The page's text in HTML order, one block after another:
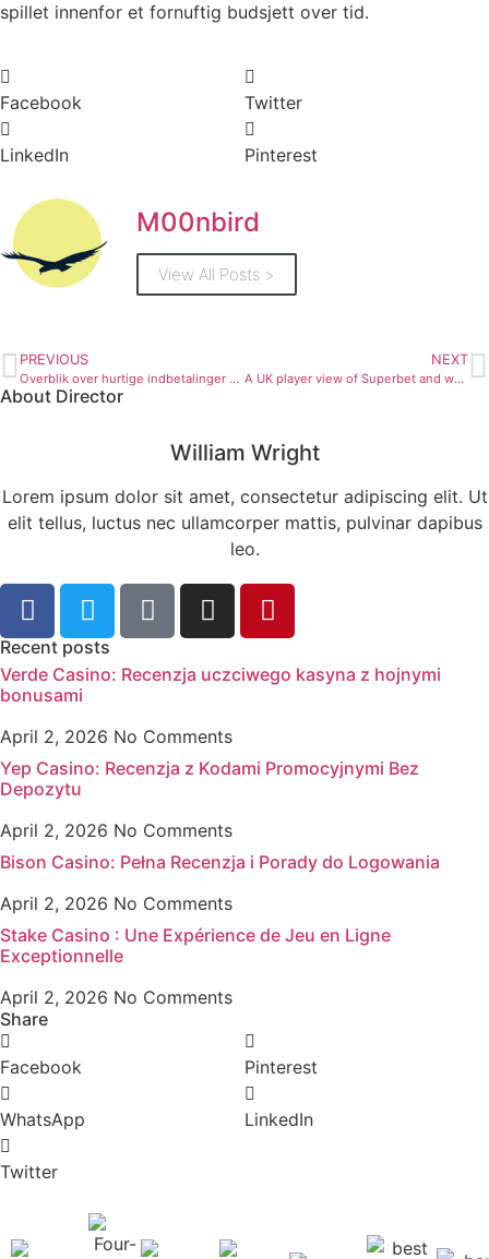
spillet innenfor et fornuftig budsjett over tid.
Facebook Twitter
LinkedIn Pinterest
M00nbird
View All Posts >
PREVIOUS
Overblik over hurtige indbetalinger hos Unibet
NEXT
A UK player view of Superbet and wallet support for UK users for mobile-first sessions
About Director
William Wright
Lorem ipsum dolor sit amet, consectetur adipiscing elit. Ut
elit tellus, luctus nec ullamcorper mattis, pulvinar dapibus
leo.
Recent posts
Verde Casino: Recenzja uczciwego kasyna z hojnymi
bonusami
April 2, 2026 No Comments
Yep Casino: Recenzja z Kodami Promocyjnymi Bez
Depozytu
April 2, 2026 No Comments
Bison Casino: Pełna Recenzja i Porady do Logowania
April 2, 2026 No Comments
Stake Casino : Une Expérience de Jeu en Ligne
Exceptionnelle
April 2, 2026 No Comments
Share
Facebook Pinterest
WhatsApp LinkedIn
Twitter